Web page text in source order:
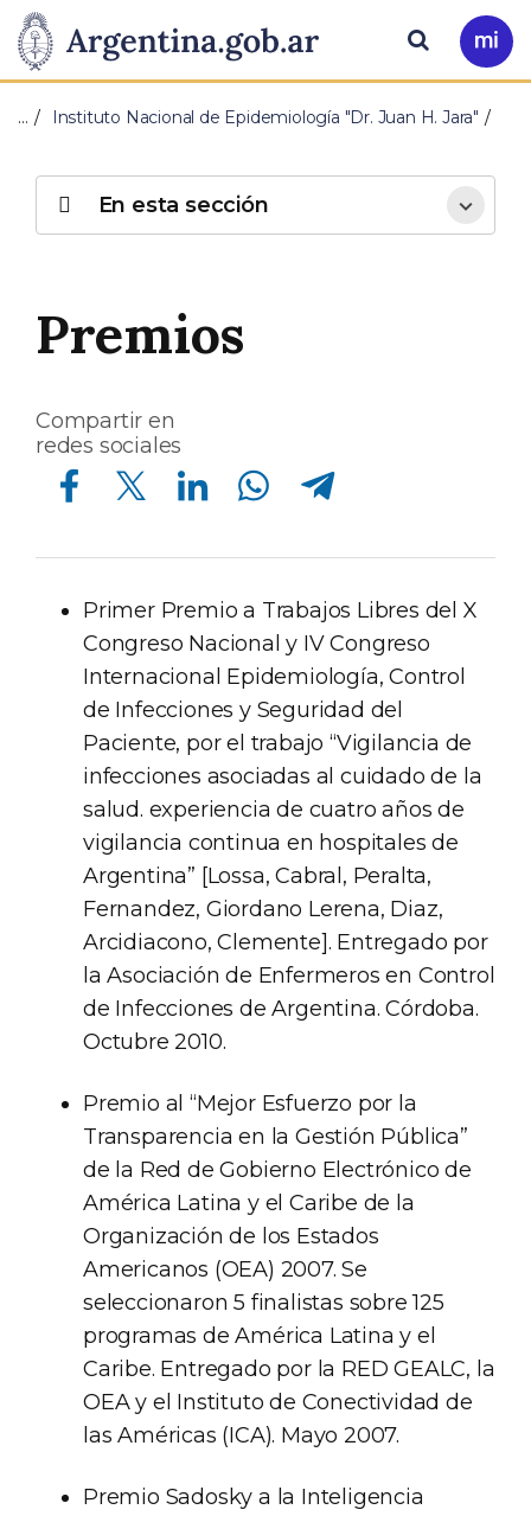
Presidencia
de
Nación
Pasar al contenido principal
Ir
a
Buscar
… Instituto Nacional de Epidemiología "Dr. Juan H. Jara"
Premios
Compartir en
redes sociales
Compartir en Facebook Compartir en Twitter Compartir en Linkedin Compartir en Whatsapp Compartir en Telegram
Primer Premio a Trabajos Libres del X
Congreso Nacional y IV Congreso
Internacional Epidemiología, Control
de Infecciones y Seguridad del
Paciente, por el trabajo “Vigilancia de
infecciones asociadas al cuidado de la
salud. experiencia de cuatro años de
vigilancia continua en hospitales de
Argentina” [Lossa, Cabral, Peralta,
Fernandez, Giordano Lerena, Diaz,
Arcidiacono, Clemente]. Entregado por
la Asociación de Enfermeros en Control
de Infecciones de Argentina. Córdoba.
Octubre 2010.
Premio al “Mejor Esfuerzo por la
Transparencia en la Gestión Pública”
de la Red de Gobierno Electrónico de
América Latina y el Caribe de la
Organización de los Estados
Americanos (OEA) 2007. Se
seleccionaron 5 finalistas sobre 125
programas de América Latina y el
Caribe. Entregado por la RED GEALC, la
OEA y el Instituto de Conectividad de
las Américas (ICA). Mayo 2007.
Premio Sadosky a la Inteligencia
En esta sección